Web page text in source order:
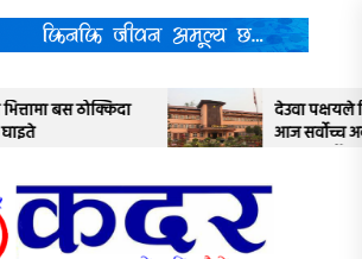
देउवा पक्षयले दिएकोे पुनरावलोकन
आज सर्वोच्च अदालतका तीन न्यायाधीशले